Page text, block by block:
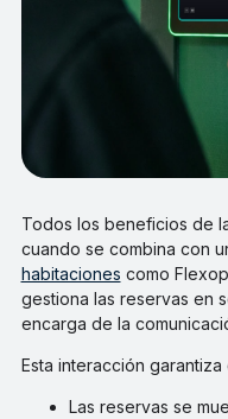
Todos los beneficios de
cuando se combina con
habitaciones como
gestiona las reservas en
encarga de la
Esta interacción garantiza
Las reservas se